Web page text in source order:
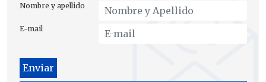
Nombre y apellido
E-mail